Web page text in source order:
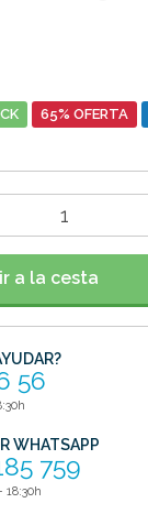
65% OFERTA
a la cesta
56
WHATSAPP
759
18:30h